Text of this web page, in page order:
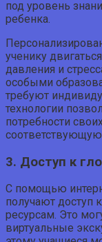
под уровень
ребенка.
ученику
давления и
особыми
требуют
технологии
потребности
3. Доступ к
С помощью
получают доступ
ресурсам. Это
виртуальные